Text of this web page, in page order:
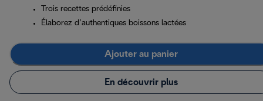
Trois recettes prédéfinies
Élaborez d’authentiques boissons lactées
Ajouter au panier
En découvrir plus